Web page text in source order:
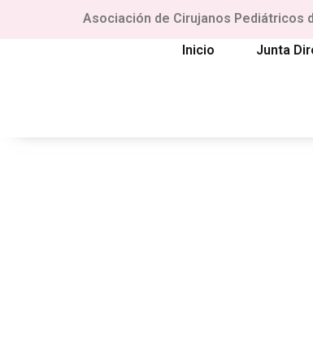
Asociación de Cirujanos Pediátricos
Inicio
Junta